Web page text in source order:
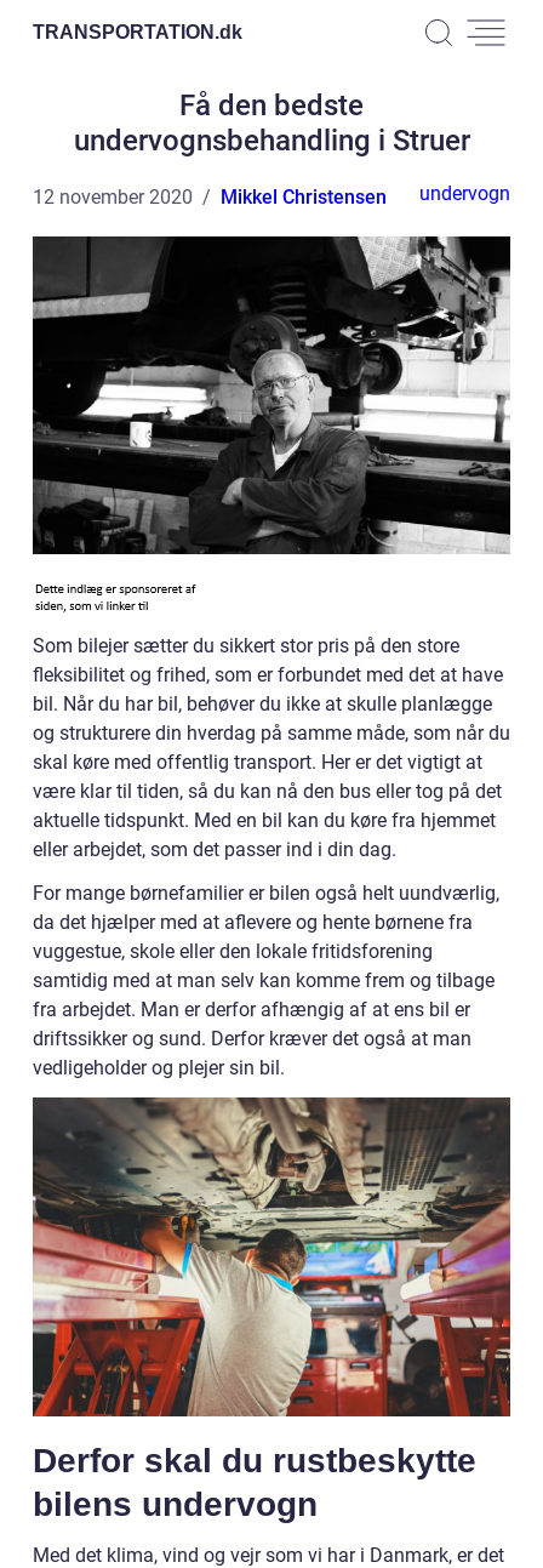
TRANSPORTATION.dk
Få den bedste
undervognsbehandling i Struer
12 november 2020 Mikkel Christensen undervogn
Som bilejer sætter du sikkert stor pris på den store
fleksibilitet og frihed, som er forbundet med det at have
bil. Når du har bil, behøver du ikke at skulle planlægge
og strukturere din hverdag på samme måde, som når du
skal køre med offentlig transport. Her er det vigtigt at
være klar til tiden, så du kan nå den bus eller tog på det
aktuelle tidspunkt. Med en bil kan du køre fra hjemmet
eller arbejdet, som det passer ind i din dag.
For mange børnefamilier er bilen også helt uundværlig,
da det hjælper med at aflevere og hente børnene fra
vuggestue, skole eller den lokale fritidsforening
samtidig med at man selv kan komme frem og tilbage
fra arbejdet. Man er derfor afhængig af at ens bil er
driftssikker og sund. Derfor kræver det også at man
vedligeholder og plejer sin bil.
Derfor skal du rustbeskytte
bilens undervogn
Med det klima, vind og vejr som vi har i Danmark, er det